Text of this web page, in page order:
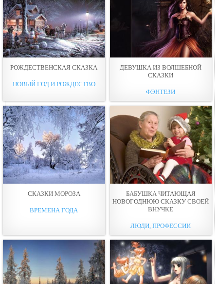
РОЖДЕСТВЕНСКАЯ СКАЗКА
НОВЫЙ ГОД И РОЖДЕСТВО
ДЕВУШКА ИЗ ВОЛШЕБНОЙ
СКАЗКИ
ФЭНТЕЗИ
СКАЗКИ МОРОЗА
ВРЕМЕНА ГОДА
БАБУШКА ЧИТАЮЩАЯ
НОВОГОДНЮЮ СКАЗКУ СВОЕЙ
ВНУЧКЕ
ЛЮДИ, ПРОФЕССИИ